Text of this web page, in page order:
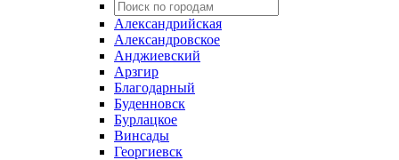
Александрийская
Александровское
Анджиевский
Арзгир
Благодарный
Буденновск
Бурлацкое
Винсады
Георгиевск